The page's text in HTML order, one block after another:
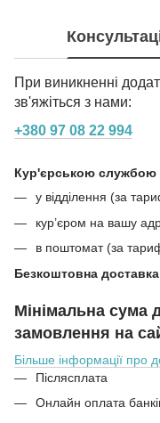
При виникненні
зв'яжіться з нами:
+380 97 08 22 994
Кур'єрською
у відділення (за
кур’єром на вашу
в поштомат (за
Безкоштовна
Мінімальна сума
замовлення на
Більше інформації про
Післясплата
Онлайн оплата